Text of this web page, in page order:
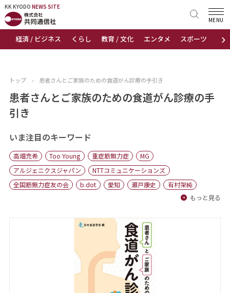
KK KYODO NEWS SITE
›
経済 / ビジネス くらし 教育 / 文化 エンタメ スポーツ 地域
MENU
KK KYODONEWS SITE
トップページ
ニュース
おすすめコンテンツ
会社概要
トップ › 患者さんとご家族のための食道がん診療の手引き
患者さんとご家族のための食道がん診療の手
引き
いま注目のキーワード
高畑充希 Too Young 重症筋無力症
MG
アルジェニクスジャパン
NTTコミュニケーションズ
全国筋無力症友の会
b.dot 愛知 瀬戸康史
有村架純
もっと見る